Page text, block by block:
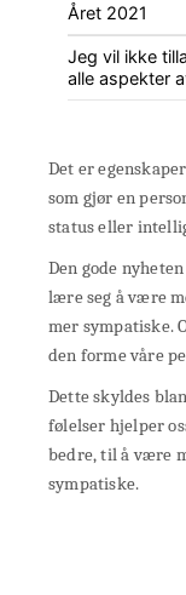
Året 2021
Jeg vil ikke
alle aspekter
Det er
som gjør en
status eller
Den gode
lære seg å være
mer sympatiske.
den forme våre
Dette skyldes
følelser hjelper
bedre, til å være
sympatiske.